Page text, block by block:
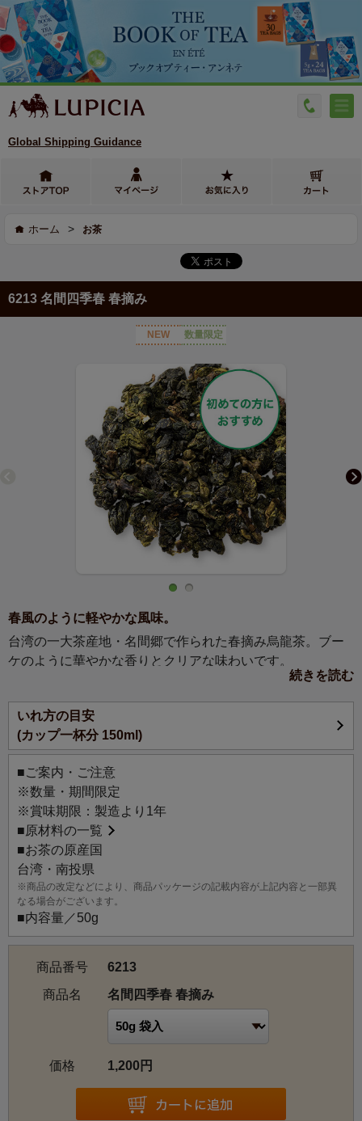
Global Shipping Guidance
ホーム > お茶
6213 名間四季春 春摘み
NEW 数量限定
春風のように軽やかな風味。
台湾の一大茶産地・名間郷で作られた春摘み烏龍茶。ブー
ケのように華やかな香りとクリアな味わいです。
【お茶の説明】
台湾最大の茶産地・名間郷で作られたお茶は、華やかな花
香と透明感のある爽やかな味わいが特徴です。
食事やシーンなど場所を選ばずにお楽しみいただけるの
で、初めて台湾茶をお試しになる方にも好評です。
【産地情報】
南投県名間郷は、台湾島中央の山脈の西側に広がる平地。
茶園の面積は2,500ヘクタール、年間の産量が1万トンとも
いわれる最大の産地です。古くからある茶産地で、青心烏
龍、青心大?、武夷などが主な品種でしたが、1980年以降
に、より生産性が高い、金萱、翠玉、四季春などを主に栽
続きを読む
いれ方の目安
(カップ一杯分 150ml)
■ご案内・ご注意
※数量・期間限定
※賞味期限：製造より1年
■原材料の一覧
■お茶の原産国
台湾・南投県
※商品の改定などにより、商品パッケージの記載内容が上記内容と一部異
なる場合がございます。
■内容量／50g
商品番号
6213
商品名
名間四季春 春摘み
価格 1,200円